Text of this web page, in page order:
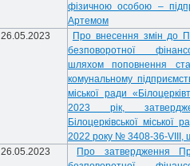
фізичною особою –
Артемом
26.05.2023
Про внесення змін до
безповоротної
шляхом поповнення
комунальному
міської ради
2023 рік,
Білоцерківської міської
2022 року № 3408-36-VIII,
26.05.2023
Про затвердження